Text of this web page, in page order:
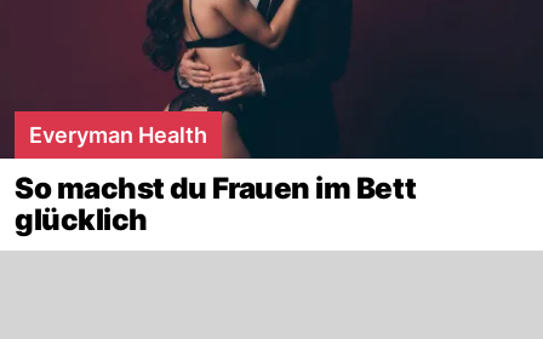
Everyman Health
So machst du Frauen im Bett
glücklich